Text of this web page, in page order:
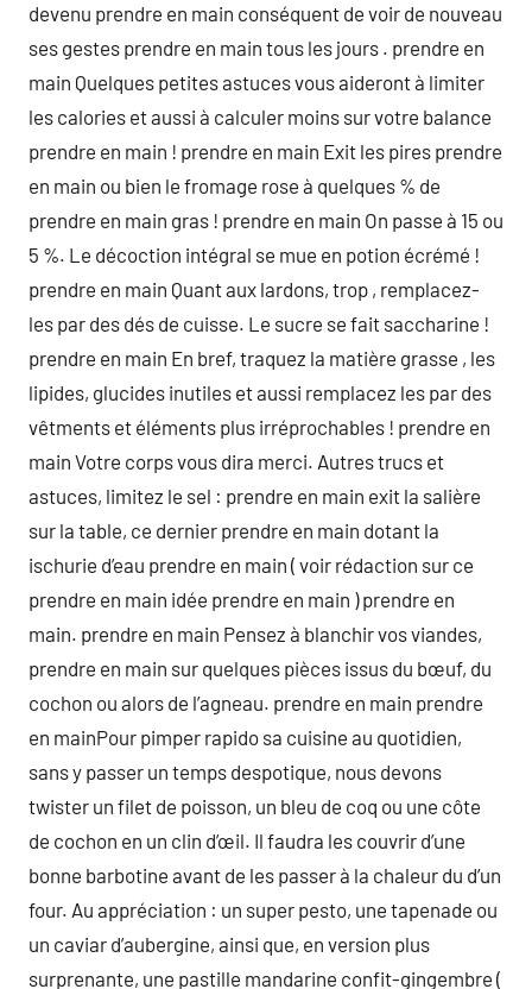
devenu prendre en main conséquent de voir de nouveau
ses gestes prendre en main tous les jours . prendre en
main Quelques petites astuces vous aideront à limiter
les calories et aussi à calculer moins sur votre balance
prendre en main ! prendre en main Exit les pires prendre
en main ou bien le fromage rose à quelques % de
prendre en main gras ! prendre en main On passe à 15 ou
5 %. Le décoction intégral se mue en potion écrémé !
prendre en main Quant aux lardons, trop , remplacez-
les par des dés de cuisse. Le sucre se fait saccharine !
prendre en main En bref, traquez la matière grasse , les
lipides, glucides inutiles et aussi remplacez les par des
vêtments et éléments plus irréprochables ! prendre en
main Votre corps vous dira merci. Autres trucs et
astuces, limitez le sel : prendre en main exit la salière
sur la table, ce dernier prendre en main dotant la
ischurie d’eau prendre en main ( voir rédaction sur ce
prendre en main idée prendre en main ) prendre en
main. prendre en main Pensez à blanchir vos viandes,
prendre en main sur quelques pièces issus du bœuf, du
cochon ou alors de l’agneau. prendre en main prendre
en mainPour pimper rapido sa cuisine au quotidien,
sans y passer un temps despotique, nous devons
twister un filet de poisson, un bleu de coq ou une côte
de cochon en un clin d’œil. Il faudra les couvrir d’une
bonne barbotine avant de les passer à la chaleur du d’un
four. Au appréciation : un super pesto, une tapenade ou
un caviar d’aubergine, ainsi que, en version plus
surprenante, une pastille mandarine confit-gingembre (